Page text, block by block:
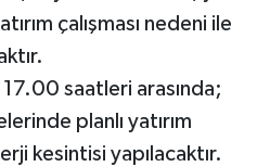
çalışması nedeni ile
saatleri arasında;
planlı yatırım
kesintisi yapılacaktır.